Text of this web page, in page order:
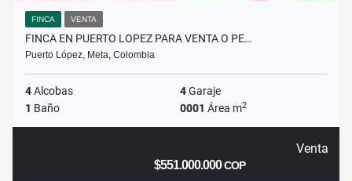
FINCA VENTA
FINCA EN PUERTO LOPEZ PARA VENTA O PE…
Puerto López, Meta, Colombia
4Alcobas 4Garaje
1 Baño 0001 Área m2
Venta
$551.000.000COP